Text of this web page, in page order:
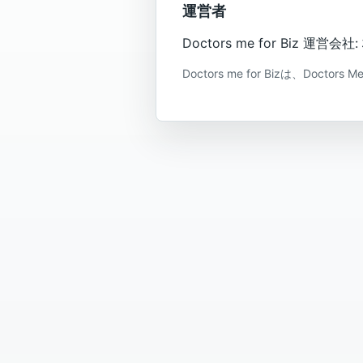
運営者
Doctors me for Biz 運営会社:
Doctors me for Bizは、Doctors